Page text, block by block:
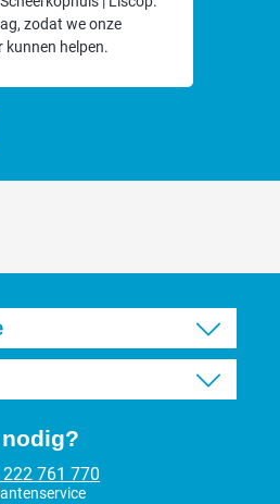
zodat we onze
kunnen helpen.
761 770